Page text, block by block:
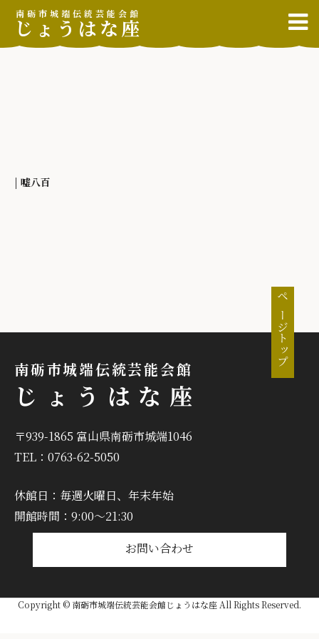
南砺市城端伝統芸能会館
じょうはな座
| 嘘八百
ページトップ
南砺市城端伝統芸能会館
じょうはな座
〒939-1865 富山県南砺市城端1046
TEL：0763-62-5050
休館日：毎週火曜日、年末年始
開館時間：9:00～21:30
お問い合わせ
Copyright © 南砺市城端伝統芸能会館じょうはな座 All Rights Reserved.